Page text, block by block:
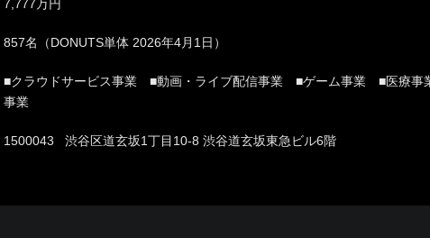
7,777万円
857名（DONUTS単体 2026年4月1日）
■クラウドサービス事業 ■動画・ライブ配信事業 ■ゲーム事業 ■医療
事業
1500043 渋谷区道玄坂1丁目10-8 渋谷道玄坂東急ビル6階